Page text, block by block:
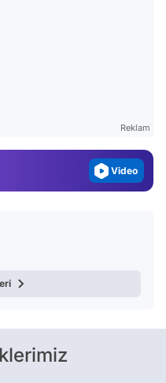
Reklam
Magazin
Video
Test